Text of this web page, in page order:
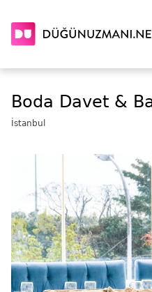
Boda Davet &
İstanbul